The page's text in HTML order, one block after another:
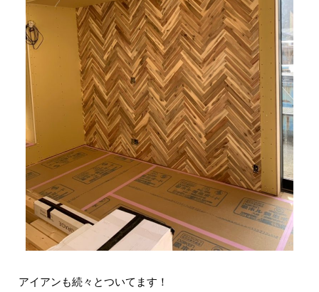
アイアンも続々とついてます！